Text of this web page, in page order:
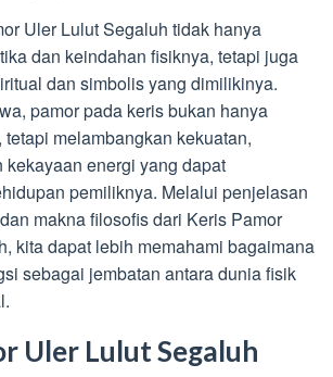
Uler Lulut Segaluh tidak hanya
dan keindahan fisiknya, tetapi juga
dan simbolis yang dimilikinya.
pamor pada keris bukan hanya
melambangkan kekuatan,
energi yang dapat
pemiliknya. Melalui penjelasan
makna filosofis dari Keris Pamor
kita dapat lebih memahami bagaimana
sebagai jembatan antara dunia fisik
Uler Lulut Segaluh